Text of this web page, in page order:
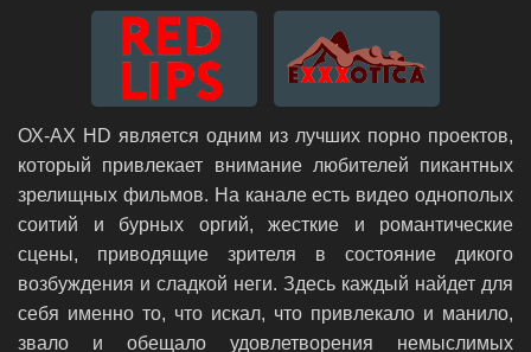
ОХ-АХ HD является одним из лучших порно проектов,
который привлекает внимание любителей пикантных
зрелищных фильмов. На канале есть видео однополых
соитий и бурных оргий, жесткие и романтические
сцены, приводящие зрителя в состояние дикого
возбуждения и сладкой неги. Здесь каждый найдет для
себя именно то, что искал, что привлекало и манило,
звало и обещало удовлетворения немыслимых